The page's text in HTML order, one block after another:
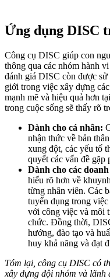
Ứng dụng DISC
Công cụ DISC giúp con
thông qua các nhóm hành
đánh giá DISC còn được
giới trong việc xây dựng
mạnh mẽ và hiệu quả hơn
trong cuộc sống sẽ thấy rõ
Dành cho cá nhân:
nhận thức về bản
xung đột, các yếu tố
quyết các vấn đề gặp
Dành cho các
hiểu rõ hơn về
từng nhân viên. Các
tuyển dụng trong
với công việc và môi
chức. Đồng thời,
hướng, đào tạo và
huy khả năng và đạt
Tóm lại, công cụ DISC có
xây dựng đội nhóm và lãnh